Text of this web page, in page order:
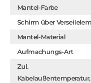
Mantel-Farbe
Schirm über
Mantel-Material
Aufmachungs-Art
Zul.